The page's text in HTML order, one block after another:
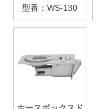
型番：WS-130